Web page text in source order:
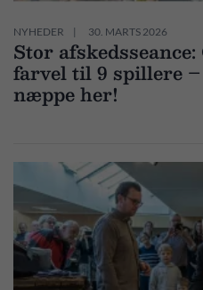
NYHEDER 30. MARTS 2026
Stor
farvel til 9 spillere
næppe her!